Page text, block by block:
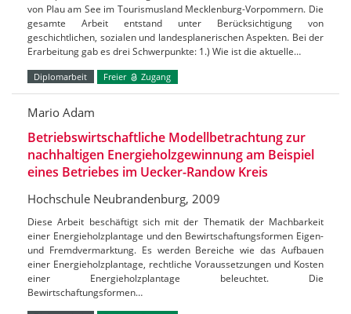
von Plau am See im Tourismusland Mecklenburg-Vorpommern. Die
gesamte Arbeit entstand unter Berücksichtigung von
geschichtlichen, sozialen und landesplanerischen Aspekten. Bei der
Erarbeitung gab es drei Schwerpunkte: 1.) Wie ist die aktuelle…
Diplomarbeit Freier Zugang
Mario Adam
Betriebswirtschaftliche Modellbetrachtung zur
nachhaltigen Energieholzgewinnung am Beispiel
eines Betriebes im Uecker-Randow Kreis
Hochschule Neubrandenburg, 2009
Diese Arbeit beschäftigt sich mit der Thematik der Machbarkeit
einer Energieholzplantage und den Bewirtschaftungsformen Eigen-
und Fremdvermarktung. Es werden Bereiche wie das Aufbauen
einer Energieholzplantage, rechtliche Voraussetzungen und Kosten
einer Energieholzplantage beleuchtet. Die
Bewirtschaftungsformen…